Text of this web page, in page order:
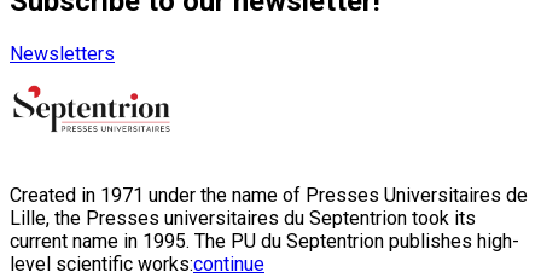
Newsletters
Created in 1971 under the name of Presses Universitaires de
Lille, the Presses universitaires du Septentrion took its
current name in 1995. The PU du Septentrion publishes high-
level scientific works:continue